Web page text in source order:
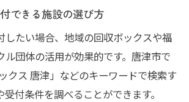
できる施設の選び方
したい場合、地域の回収ボックスや福
ル団体の活用が効果的です。唐津市で
クス 唐津」などのキーワードで検索す
付条件を調べることができます。